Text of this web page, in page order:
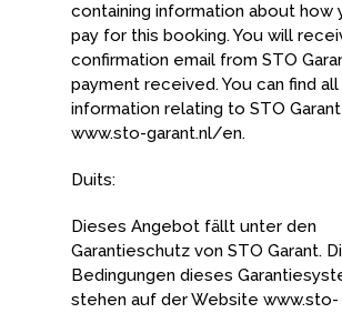
containing information about how
pay for this booking. You will
confirmation email from STO
payment received. You can find all
information relating to STO
www.sto-garant.nl/en.
Duits:
Dieses Angebot fällt unter den
Garantieschutz von STO Garant.
Bedingungen dieses
stehen auf der Website www.sto-